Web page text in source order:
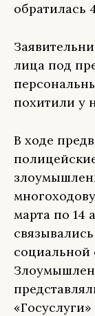
обратилась
лица под
похитили у
В ходе
марта по 14
социальной